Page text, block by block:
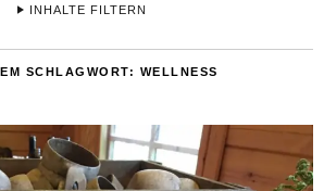
INHALTE FILTERN
SCHLAGWORT: WELLNESS